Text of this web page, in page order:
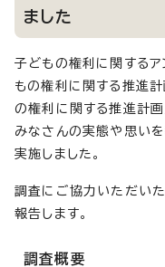
ました
子どもの権利に関するア
もの権利に関する推進
の権利に関する推進計画
みなさんの実態や思い
実施しました。
調査にご協力いただい
報告します。
調査概要